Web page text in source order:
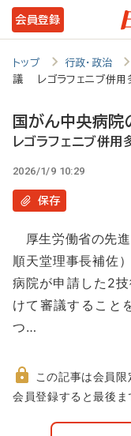
メ
イ
ツ
に
動
会員登録
トップ 行政・政治
議 レゴラフェニブ併用
国がん中央病
レゴラフェニブ併用
2026/1/9 10:29
保存
厚生労働省の先
順天堂理事長補佐
病院が申請した2
けて審議すること
つ…
非
この記事は会員限
会員登録すると最後ま